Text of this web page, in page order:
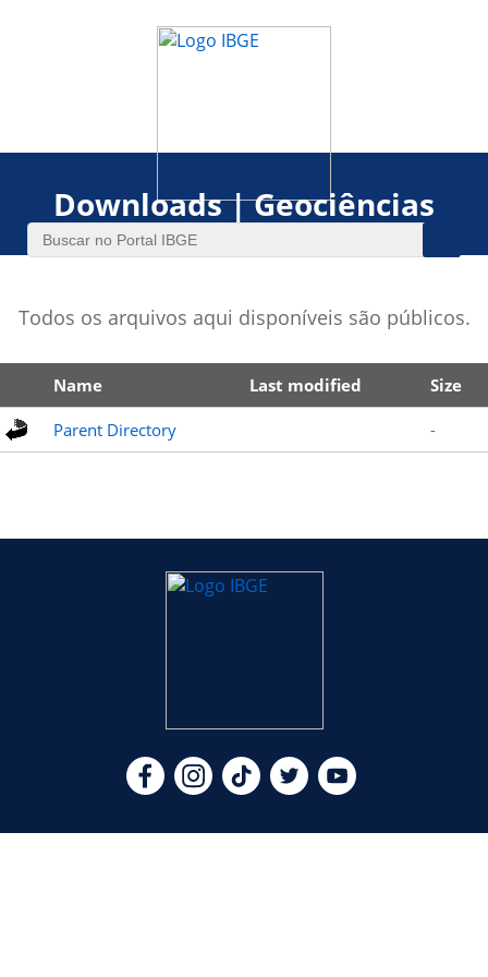
Downloads | Geociências
Todos os arquivos aqui disponíveis são públicos.
Name Last modified Size
Parent Directory -